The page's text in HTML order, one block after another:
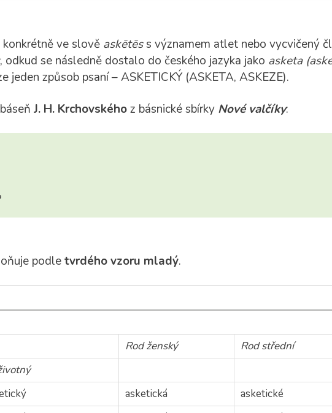
ve slově askētēss významem atlet nebo vycvičený
, odkud se následně dostalo do českého jazyka jako asketa
způsob psaní – ASKETICKÝ (ASKETA, ASKEZE).
J. H. Krchovskéhoz básnické sbírky Nové valčíky:
podletvrdého vzoru mladý.
Rod ženský
Rod střední
asketická
asketické